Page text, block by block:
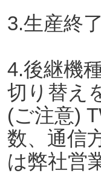
3.生産終
4.後継機
切り替え
(ご注意)
数、通信
は弊社営